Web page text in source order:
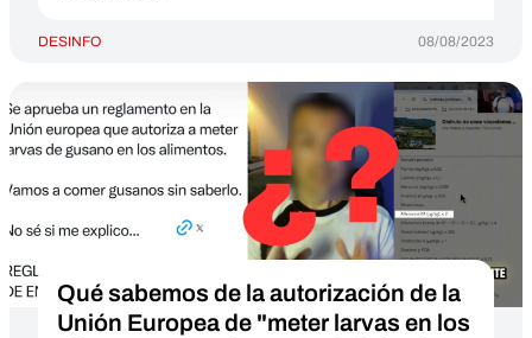
DESINFO 08/08/2023
Qué sabemos de la autorización de la
Unión Europea de "meter larvas en los